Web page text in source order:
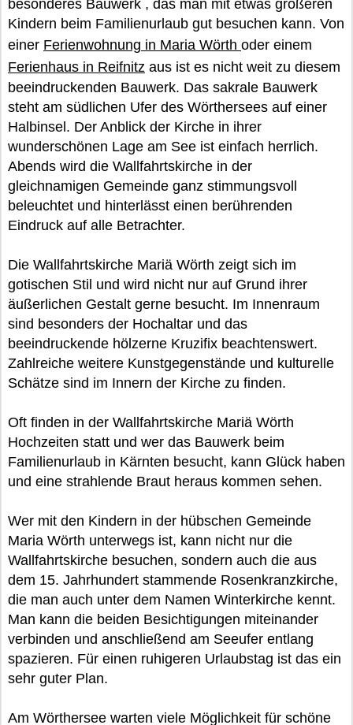
besonderes Bauwerk , das man mit etwas größeren
Kindern beim Familienurlaub gut besuchen kann. Von
einer Ferienwohnung in Maria Wörth oder einem
Ferienhaus in Reifnitz aus ist es nicht weit zu diesem
beeindruckenden Bauwerk. Das sakrale Bauwerk
steht am südlichen Ufer des Wörthersees auf einer
Halbinsel. Der Anblick der Kirche in ihrer
wunderschönen Lage am See ist einfach herrlich.
Abends wird die Wallfahrtskirche in der
gleichnamigen Gemeinde ganz stimmungsvoll
beleuchtet und hinterlässt einen berührenden
Eindruck auf alle Betrachter.
Die Wallfahrtskirche Mariä Wörth zeigt sich im
gotischen Stil und wird nicht nur auf Grund ihrer
äußerlichen Gestalt gerne besucht. Im Innenraum
sind besonders der Hochaltar und das
beeindruckende hölzerne Kruzifix beachtenswert.
Zahlreiche weitere Kunstgegenstände und kulturelle
Schätze sind im Innern der Kirche zu finden.
Oft finden in der Wallfahrtskirche Mariä Wörth
Hochzeiten statt und wer das Bauwerk beim
Familienurlaub in Kärnten besucht, kann Glück haben
und eine strahlende Braut heraus kommen sehen.
Wer mit den Kindern in der hübschen Gemeinde
Maria Wörth unterwegs ist, kann nicht nur die
Wallfahrtskirche besuchen, sondern auch die aus
dem 15. Jahrhundert stammende Rosenkranzkirche,
die man auch unter dem Namen Winterkirche kennt.
Man kann die beiden Besichtigungen miteinander
verbinden und anschließend am Seeufer entlang
spazieren. Für einen ruhigeren Urlaubstag ist das ein
sehr guter Plan.
Am Wörthersee warten viele Möglichkeit für schöne